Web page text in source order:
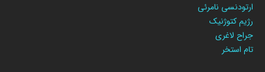
ارتودنسی نامرئی
رژیم کتوژنیک
جراح لاغری
تام استخر